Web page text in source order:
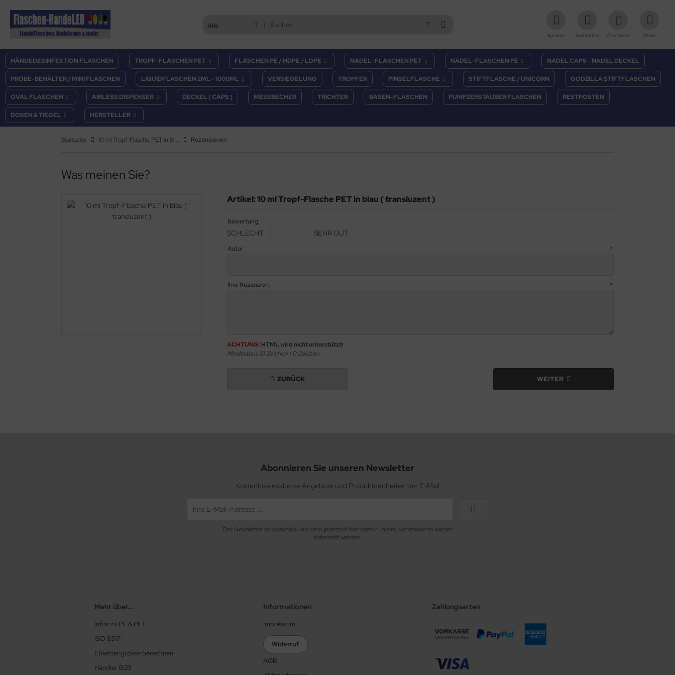
Alle
Sprache Anmelden Warenkorb Menü
HÄNDEDESINFEKTION FLASCHEN TROPF-FLASCHEN PET FLASCHEN PE / HDPE / LDPE NADEL-FLASCHEN PET NADEL-FLASCHEN PE NADEL CAPS - NADEL DECKEL
PROBE-BEHÄLTER / MINI FLASCHEN LIQUIDFLASCHEN 2ML - 1000ML VERSIEGELUNG TROPFER PINSELFLASCHE STIFTFLASCHE / UNICORN GODZILLA STIFTFLASCHEN
OVAL FLASCHEN AIRLESS DISPENSER DECKEL ( CAPS ) MESSBECHER TRICHTER BASEN-FLASCHEN PUMPZERSTÄUBER FLASCHEN RESTPOSTEN
DOSEN & TIEGEL HERSTELLER
Startseite 10 ml Tropf-Flasche PET in blau ( transluzent ) Rezensionen
Was meinen Sie?
Artikel: 10 ml Tropf-Flasche PET in blau ( transluzent )
Bewertung:
SCHLECHT SEHR GUT
Autor:
Ihre Rezension:
ACHTUNG: HTML wird nicht unterstützt!
Mindestens 10 Zeichen |0Zeichen
ZURÜCK WEITER
Abonnieren Sie unseren Newsletter
Kostenlose exklusive Angebote und Produktneuheiten per E-Mail
Der Newsletter ist kostenlos und kann jederzeit hier oder in Ihrem Kundenkonto wieder
abbestellt werden.
Mehr über...
Infos zu PE & PET
ISO 8317
Etikettengrösse berechnen
Händler B2B
Informationen
Impressum
Widerruf
AGB
Zahlungsarten
Handel.eu